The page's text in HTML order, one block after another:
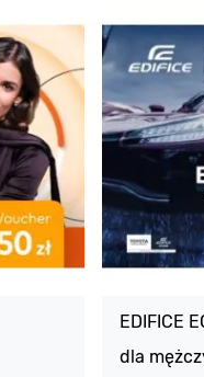
EDIFICE
dla